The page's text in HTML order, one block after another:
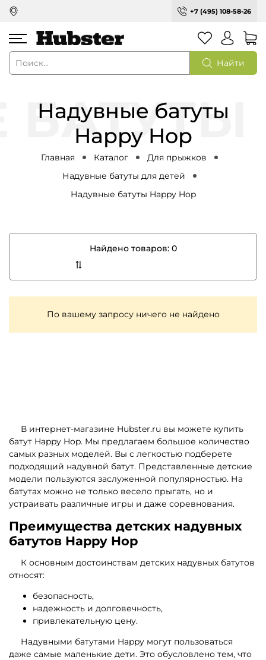
+7 (495) 108-58-26
Найти
Надувные батуты
Happy Hop
Главная Каталог
Для прыжков
Надувные батуты для детей
Надувные батуты Happy Hop
Найдено товаров: 0
По вашему запросу ничего не найдено
В интернет-магазине Hubster.ru вы можете купить
батут Happy Hop. Мы предлагаем большое количество
самых разных моделей. Вы с легкостью подберете
подходящий надувной батут. Представленные детские
модели пользуются заслуженной популярностью. На
батутах можно не только весело прыгать, но и
устраивать различные игры и даже соревнования.
Преимущества детских надувных
батутов Happy Hop
К основным достоинствам детских надувных батутов
относят:
безопасность,
надежность и долговечность,
привлекательную цену.
Надувными батутами Happy могут пользоваться
даже самые маленькие дети. Это обусловлено тем, что